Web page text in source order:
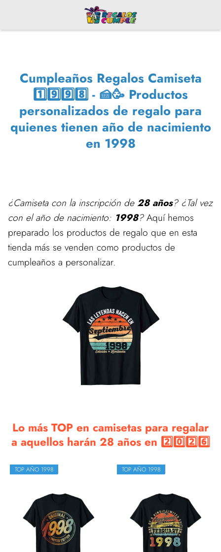
Cumpleaños Regalos Camiseta
1️⃣9️⃣9️⃣8️⃣ - 🍰🥳 Productos
personalizados de regalo para
quienes tienen año de nacimiento
en 1998
¿Camiseta con la inscripción de28 años? ¿Tal vez
con el año de nacimiento: 1998?Aquí hemos
preparado los productos de regalo que en esta
tienda más se venden como productos de
cumpleaños a personalizar.
Lo más TOP en camisetas para regalar
a aquellos harán 28 años en 2️⃣0️⃣2️⃣6️⃣
TOP AÑO 1998 TOP AÑO 1998